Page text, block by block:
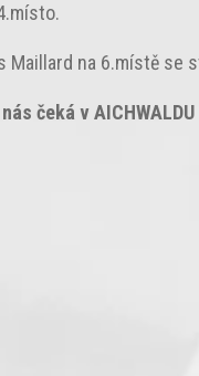
Maillard na 6.místě se
čeká v